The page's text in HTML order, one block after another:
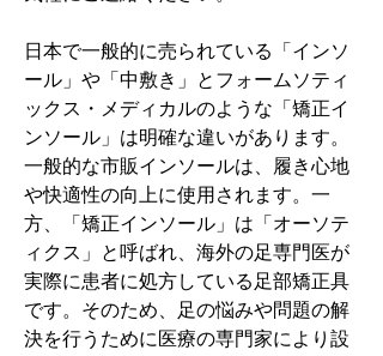
日本で一般的に売られている「インソ
ール」や「中敷き」とフォームソティ
ックス・メディカルのような「矯正イ
ンソール」は明確な違いがあります。
一般的な市販インソールは、履き心地
や快適性の向上に使用されます。一
方、「矯正インソール」は「オーソテ
ィクス」と呼ばれ、海外の足専門医が
実際に患者に処方している足部矯正具
です。そのため、足の悩みや問題の解
決を行うために医療の専門家により設